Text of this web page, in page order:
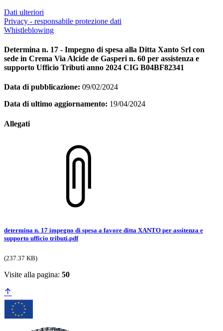
Dati ulteriori
Privacy - responsabile protezione dati
Whistleblowing
Determina n. 17 - Impegno di spesa alla Ditta Xanto Srl con
sede in Crema Via Alcide de Gasperi n. 60 per assistenza e
supporto Ufficio Tributi anno 2024 CIG B04BF82341
Data di pubblicazione: 09/02/2024
Data di ultimo aggiornamento: 19/04/2024
Allegati
determina n. 17 impegno di spesa a favore ditta XANTO per assitenza e
supporto ufficio tributi.pdf
(237.37 KB)
Visite alla pagina: 50